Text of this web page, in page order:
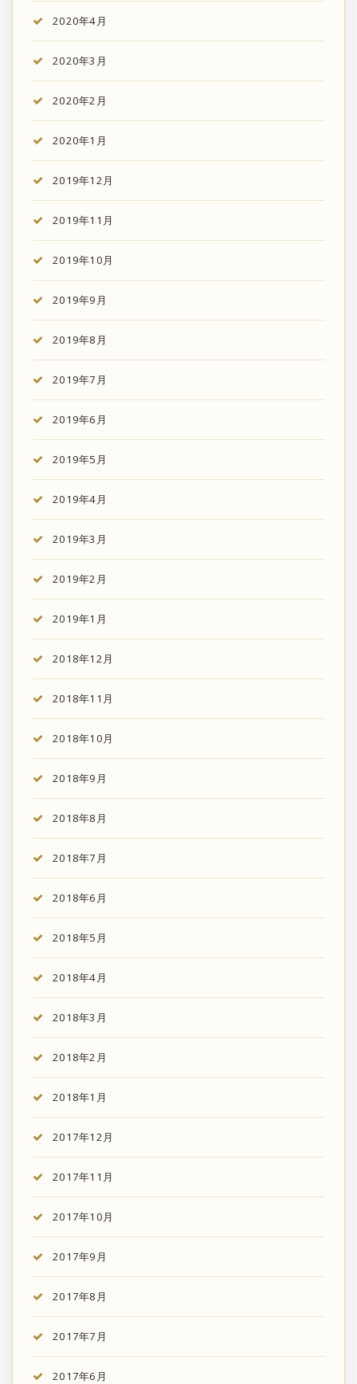
2020年4月
2020年3月
2020年2月
2020年1月
2019年12月
2019年11月
2019年10月
2019年9月
2019年8月
2019年7月
2019年6月
2019年5月
2019年4月
2019年3月
2019年2月
2019年1月
2018年12月
2018年11月
2018年10月
2018年9月
2018年8月
2018年7月
2018年6月
2018年5月
2018年4月
2018年3月
2018年2月
2018年1月
2017年12月
2017年11月
2017年10月
2017年9月
2017年8月
2017年7月
2017年6月